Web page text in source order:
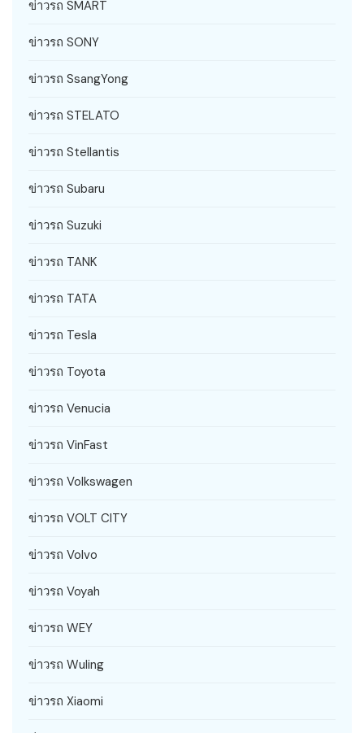
ข่าวรถ SMART
ข่าวรถ SONY
ข่าวรถ SsangYong
ข่าวรถ STELATO
ข่าวรถ Stellantis
ข่าวรถ Subaru
ข่าวรถ Suzuki
ข่าวรถ TANK
ข่าวรถ TATA
ข่าวรถ Tesla
ข่าวรถ Toyota
ข่าวรถ Venucia
ข่าวรถ VinFast
ข่าวรถ Volkswagen
ข่าวรถ VOLT CITY
ข่าวรถ Volvo
ข่าวรถ Voyah
ข่าวรถ WEY
ข่าวรถ Wuling
ข่าวรถ Xiaomi